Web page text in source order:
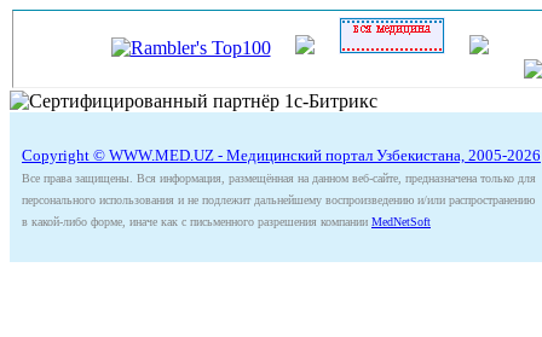
Copyright © WWW.MED.UZ - Медицинский портал Узбекистана, 2005-2026
Все права защищены. Вся информация, размещённая на данном веб-сайте, предназначена только для
персонального использования и не подлежит дальнейшему воспроизведению и/или распространению
в какой-либо форме, иначе как с письменного разрешения компании MedNetSoft